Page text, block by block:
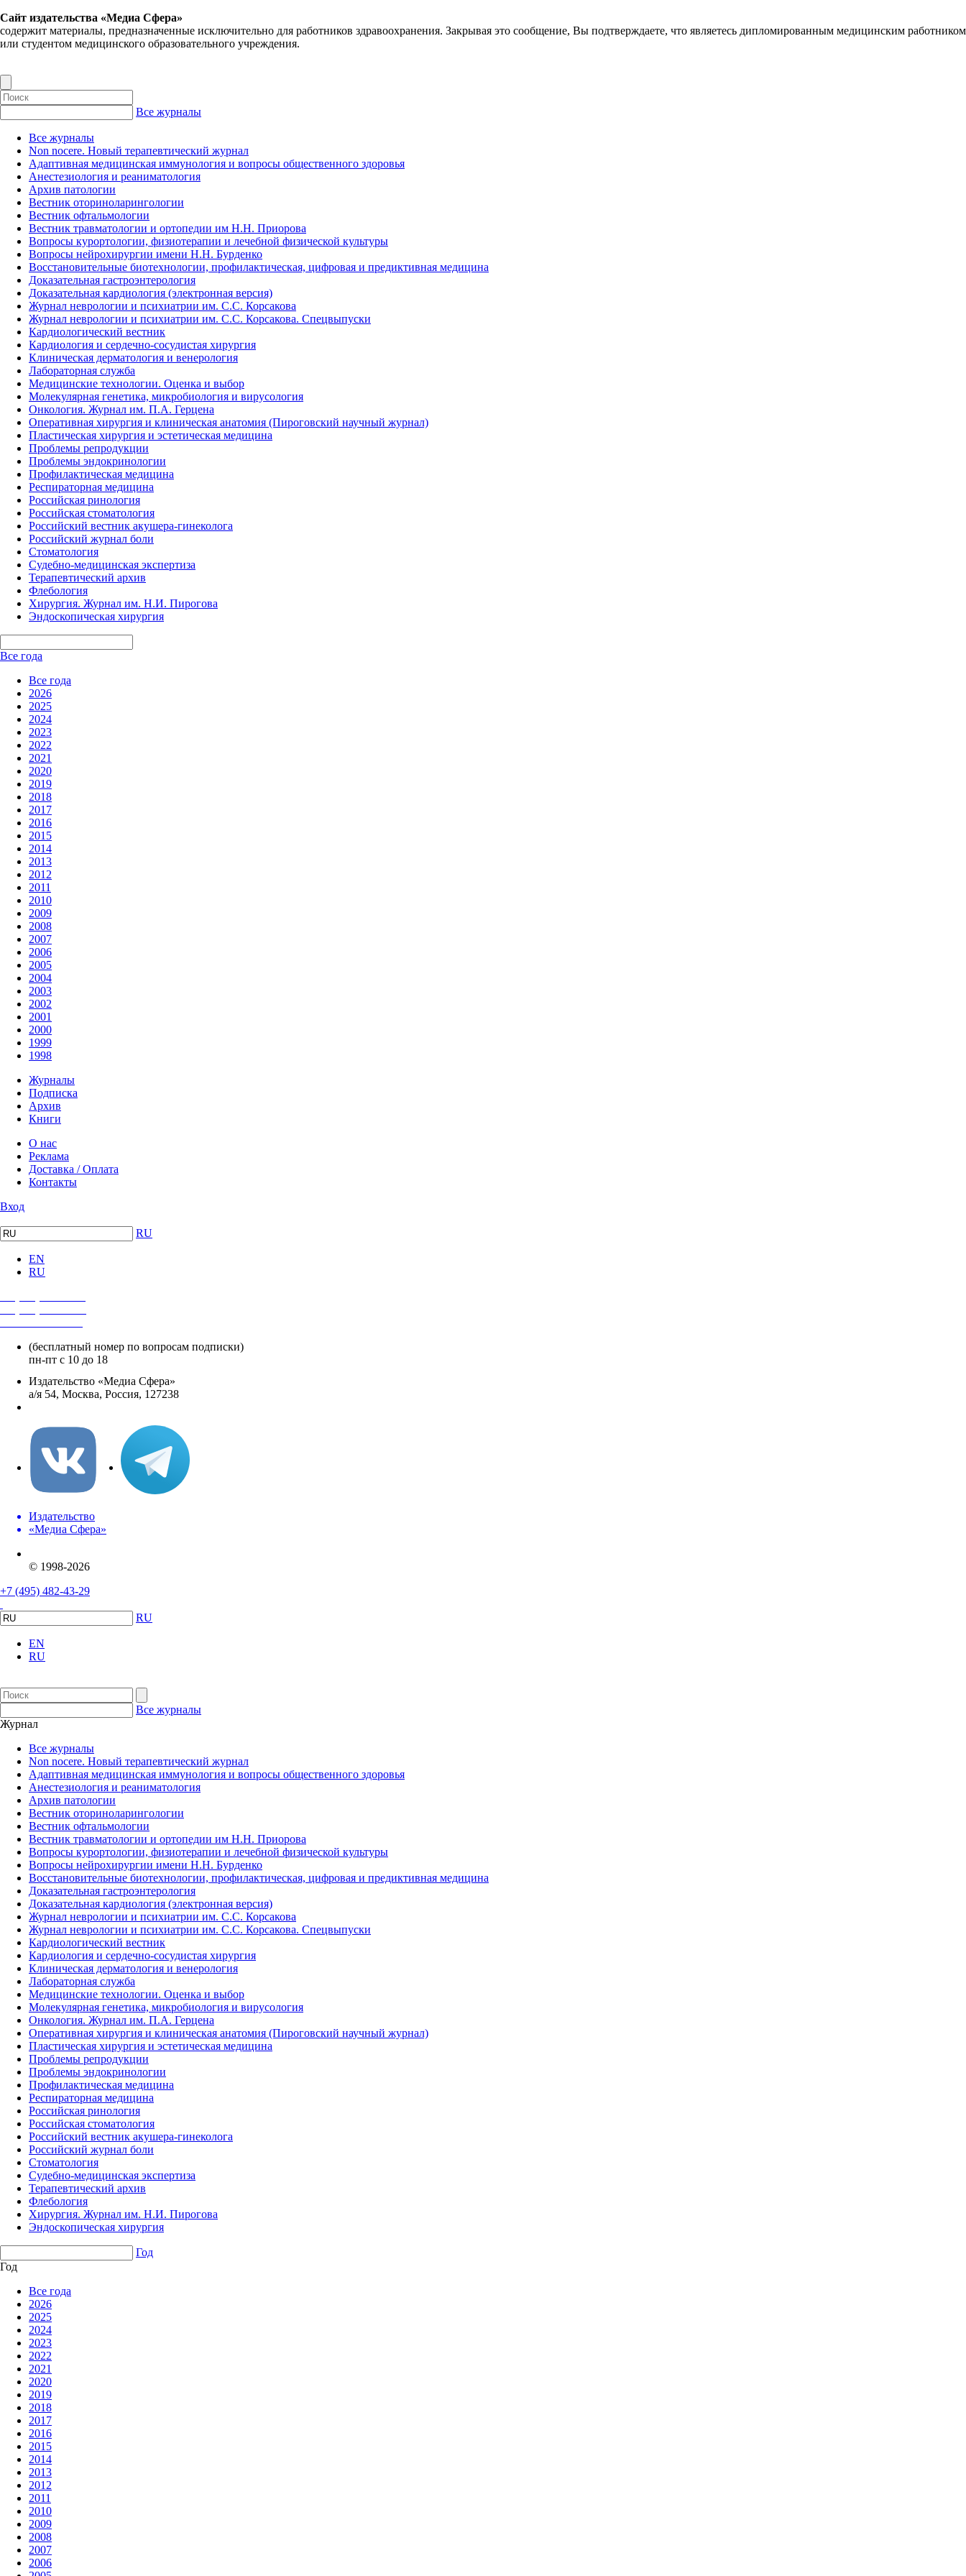
Сайт издательства «Медиа Сфера»
содержит материалы, предназначенные исключительно для работников здравоохранения. Закрывая это сообщение, Вы подтверждаете, что являетесь дипломированным медицинским работником
или студентом медицинского образовательного учреждения.
Все журналы
Все журналы
Non nocere. Новый терапевтический журнал
Адаптивная медицинская иммунология и вопросы общественного здоровья
Анестезиология и реаниматология
Архив патологии
Вестник оториноларингологии
Вестник офтальмологии
Вестник травматологии и ортопедии им Н.Н. Приорова
Вопросы курортологии, физиотерапии и лечебной физической культуры
Вопросы нейрохирургии имени Н.Н. Бурденко
Восстановительные биотехнологии, профилактическая, цифровая и предиктивная медицина
Доказательная гастроэнтерология
Доказательная кардиология (электронная версия)
Журнал неврологии и психиатрии им. С.С. Корсакова
Журнал неврологии и психиатрии им. С.С. Корсакова. Спецвыпуски
Кардиологический вестник
Кардиология и сердечно-сосудистая хирургия
Клиническая дерматология и венерология
Лабораторная служба
Медицинские технологии. Оценка и выбор
Молекулярная генетика, микробиология и вирусология
Онкология. Журнал им. П.А. Герцена
Оперативная хирургия и клиническая анатомия (Пироговский научный журнал)
Пластическая хирургия и эстетическая медицина
Проблемы репродукции
Проблемы эндокринологии
Профилактическая медицина
Респираторная медицина
Российская ринология
Российская стоматология
Российский вестник акушера-гинеколога
Российский журнал боли
Стоматология
Судебно-медицинская экспертиза
Терапевтический архив
Флебология
Хирургия. Журнал им. Н.И. Пирогова
Эндоскопическая хирургия
Все года
Все года
2026
2025
2024
2023
2022
2021
2020
2019
2018
2017
2016
2015
2014
2013
2012
2011
2010
2009
2008
2007
2006
2005
2004
2003
2002
2001
2000
1999
1998
Журналы
Подписка
Архив
Книги
О нас
Реклама
Доставка / Оплата
Контакты
Вход
RU
EN
RU
(бесплатный номер по вопросам подписки)
пн-пт с 10 до 18
Издательство «Медиа Сфера»
а/я 54, Москва, Россия, 127238
Издательство
«Медиа Сфера»
© 1998-2026
+7 (495) 482-43-29
RU
EN
RU
Все журналы
Журнал
Все журналы
Non nocere. Новый терапевтический журнал
Адаптивная медицинская иммунология и вопросы общественного здоровья
Анестезиология и реаниматология
Архив патологии
Вестник оториноларингологии
Вестник офтальмологии
Вестник травматологии и ортопедии им Н.Н. Приорова
Вопросы курортологии, физиотерапии и лечебной физической культуры
Вопросы нейрохирургии имени Н.Н. Бурденко
Восстановительные биотехнологии, профилактическая, цифровая и предиктивная медицина
Доказательная гастроэнтерология
Доказательная кардиология (электронная версия)
Журнал неврологии и психиатрии им. С.С. Корсакова
Журнал неврологии и психиатрии им. С.С. Корсакова. Спецвыпуски
Кардиологический вестник
Кардиология и сердечно-сосудистая хирургия
Клиническая дерматология и венерология
Лабораторная служба
Медицинские технологии. Оценка и выбор
Молекулярная генетика, микробиология и вирусология
Онкология. Журнал им. П.А. Герцена
Оперативная хирургия и клиническая анатомия (Пироговский научный журнал)
Пластическая хирургия и эстетическая медицина
Проблемы репродукции
Проблемы эндокринологии
Профилактическая медицина
Респираторная медицина
Российская ринология
Российская стоматология
Российский вестник акушера-гинеколога
Российский журнал боли
Стоматология
Судебно-медицинская экспертиза
Терапевтический архив
Флебология
Хирургия. Журнал им. Н.И. Пирогова
Эндоскопическая хирургия
Год
Год
Все года
2026
2025
2024
2023
2022
2021
2020
2019
2018
2017
2016
2015
2014
2013
2012
2011
2010
2009
2008
2007
2006